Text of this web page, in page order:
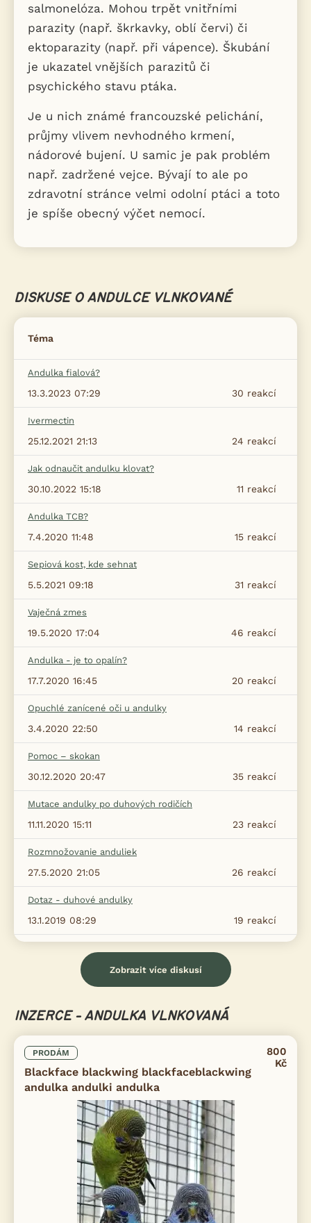
salmonelóza. Mohou trpět vnitřními
parazity (např. škrkavky, oblí červi) či
ektoparazity (např. při vápence). Škubání
je ukazatel vnějších parazitů či
psychického stavu ptáka.
Je u nich známé francouzské pelichání,
průjmy vlivem nevhodného krmení,
nádorové bujení. U samic je pak problém
např. zadržené vejce. Bývají to ale po
zdravotní stránce velmi odolní ptáci a toto
je spíše obecný výčet nemocí.
DISKUSE O ANDULCE VLNKOVANÉ
Téma
Andulka fialová?
30 reakcí
13.3.2023 07:29
Ivermectin
24 reakcí
25.12.2021 21:13
Jak odnaučit andulku klovat?
11 reakcí
30.10.2022 15:18
Andulka TCB?
15 reakcí
7.4.2020 11:48
Sepiová kost, kde sehnat
31 reakcí
5.5.2021 09:18
Vaječná zmes
46 reakcí
19.5.2020 17:04
Andulka - je to opalín?
20 reakcí
17.7.2020 16:45
Opuchlé zanícené oči u andulky
14 reakcí
3.4.2020 22:50
Pomoc – skokan
35 reakcí
30.12.2020 20:47
Mutace andulky po duhových rodičích
23 reakcí
11.11.2020 15:11
Rozmnožovanie anduliek
26 reakcí
27.5.2020 21:05
Dotaz - duhové andulky
19 reakcí
13.1.2019 08:29
Zobrazit více diskusí
INZERCE - ANDULKA VLNKOVANÁ
PRODÁM
Blackface blackwing blackfaceblackwing
andulka andulki andulka
800
Kč